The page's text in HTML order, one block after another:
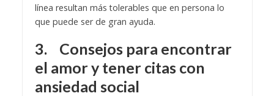
línea resultan más tolerables que en persona lo
que puede ser de gran ayuda.
3. Consejos para encontrar
el amor y tener citas con
ansiedad social